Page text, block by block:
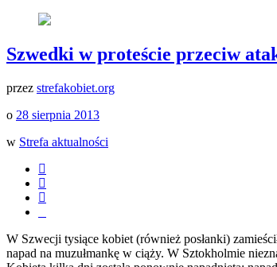
Szwedki w proteście przeciw
przez strefakobiet.org
o 28 sierpnia 2013
w Strefa aktualności
W Szwecji tysiące kobiet (również posłanki)
napad na muzułmankę w ciąży. W Sztokholmie